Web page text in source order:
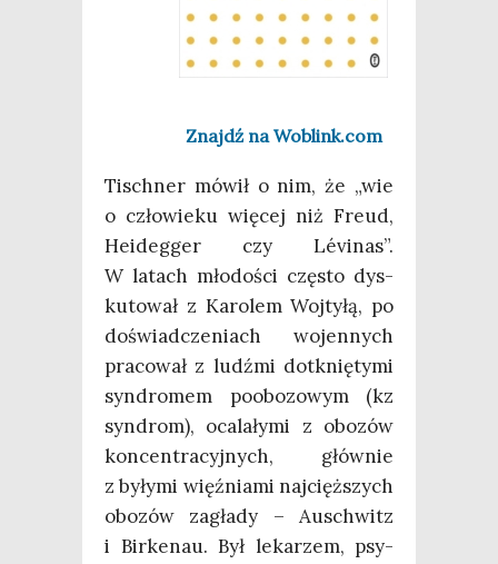
Znajdź na Woblink.com
Tisch­ner mówił o nim, że „wie
o czło­wie­ku wię­cej niż Freud,
Heideg­ger czy Lévi­nas”.
W latach mło­do­ści czę­sto dys­
ku­to­wał z Karo­lem Woj­ty­łą, po
doświad­cze­niach wojen­nych
pra­co­wał z ludź­mi dotknię­ty­mi
syn­dro­mem poobo­zo­wym (kz
syn­drom), oca­la­ły­mi z obo­zów
kon­cen­tra­cyj­nych, głów­nie
z były­mi więź­nia­mi naj­cięż­szych
obo­zów zagła­dy – Auschwitz
i Bir­ke­nau. Był leka­rzem, psy­